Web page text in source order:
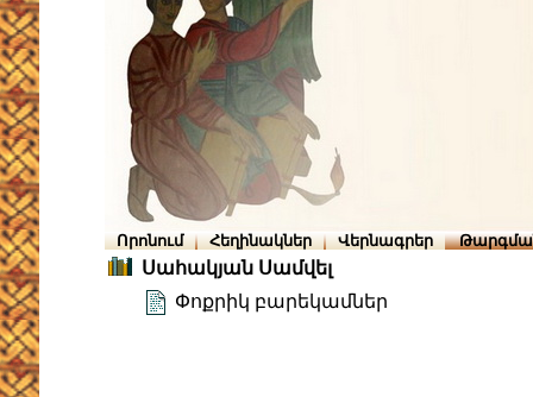
Որոնում Հեղինակներ Վերնագրեր
Սահակյան Սամվել
Փոքրիկ բարեկամներ